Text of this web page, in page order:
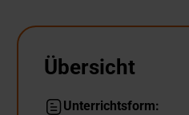
Übersicht
Unterrichtsform: